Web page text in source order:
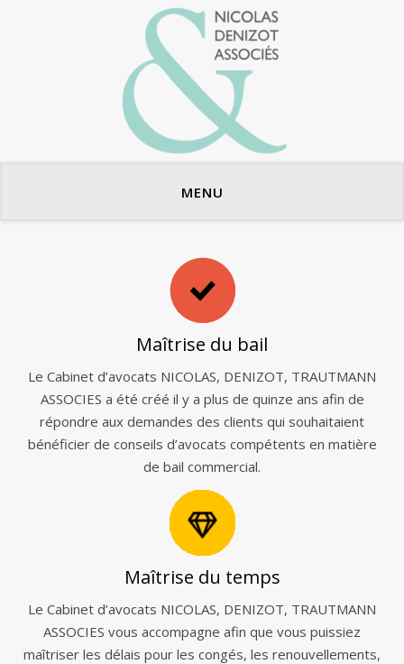
MENU
Maîtrise du bail
Le Cabinet d’avocats NICOLAS, DENIZOT, TRAUTMANN
ASSOCIES a été créé il y a plus de quinze ans afin de
répondre aux demandes des clients qui souhaitaient
bénéficier de conseils d’avocats compétents en matière
de bail commercial.
Maîtrise du temps
Le Cabinet d’avocats NICOLAS, DENIZOT, TRAUTMANN
ASSOCIES vous accompagne afin que vous puissiez
maîtriser les délais pour les congés, les renouvellements,